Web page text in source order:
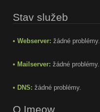
Stav služeb
• Webserver: žádné problémy.
• Mailserver: žádné problémy.
• DNS: žádné problémy.
O Imeow